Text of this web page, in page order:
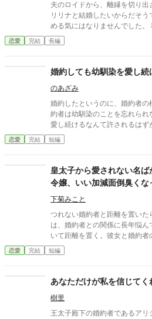
夫のロイドから、離縁を切り
リリナと結婚したいからだそうです。 驚きはしました
める気にはなりませんでした
ることにします。 ちょうど、ルークが新しく宿屋を始める準備を
していたところでした。 あの宿を実際に回していたのは、私たち
の宿の変化を見ながら、 私は
恋愛 完結 長編
婚約しても幼馴染を愛し続
のあざみ
婚約したというのに、婚約者
約者は幼馴染のことを忘れら
愛し続けるなんて許されるはず
恋愛 完結 短編
皇太子から愛されない名
令嬢、いい加減面倒臭く
をとったらあっちから迫っ
下菊みこと
つれない婚約者と距離を置いたら
は、婚約者との関係に長年悩
いて距離を置く。彼女と婚約
恋愛 完結 短編
あなただけが私を信じてく
樹里
王太子殿下の婚約者であるア